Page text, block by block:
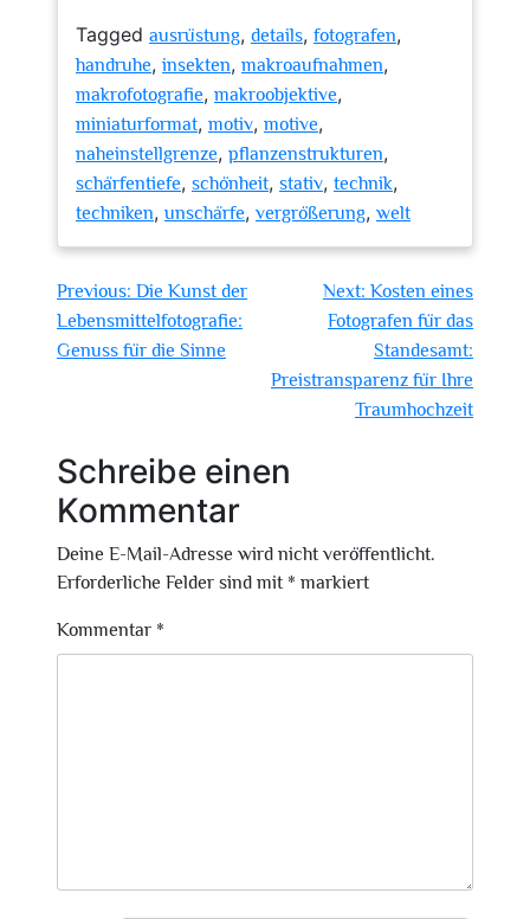
Tagged ausrüstung, details, fotografen,
handruhe, insekten, makroaufnahmen,
makrofotografie, makroobjektive,
miniaturformat, motiv, motive,
naheinstellgrenze, pflanzenstrukturen,
schärfentiefe, schönheit, stativ, technik,
techniken, unschärfe, vergrößerung, welt
Beitragsnavigation
Previous: Die Kunst der
Lebensmittelfotografie:
Genuss für die Sinne
Next: Kosten eines
Fotografen für das
Standesamt:
Preistransparenz für Ihre
Traumhochzeit
Schreibe einen
Kommentar
Deine E-Mail-Adresse wird nicht veröffentlicht.
Erforderliche Felder sind mit * markiert
Kommentar *